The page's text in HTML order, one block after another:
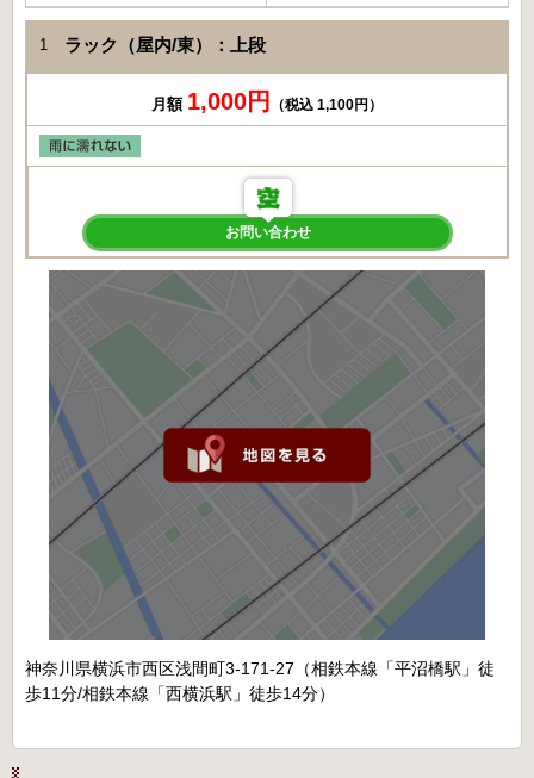
1 ラック（屋内/東）：上段
月額 1,000円 （税込 1,100円）
お問い合わせ
神奈川県横浜市西区浅間町3-171-27（相鉄本線「平沼橋駅」徒
歩11分/相鉄本線「西横浜駅」徒歩14分）